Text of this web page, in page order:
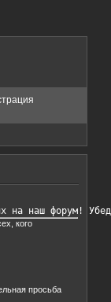
на наш форум!
кого
просьба